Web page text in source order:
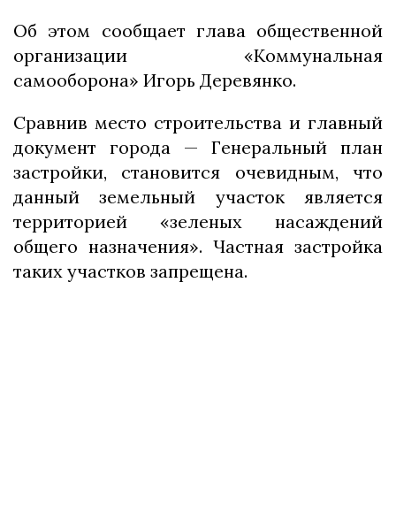
Об этом сообщает глава общественной
организации «Коммунальная
самооборона» Игорь Деревянко.
Сравнив место строительства и главный
документ города — Генеральный план
застройки, становится очевидным, что
данный земельный участок является
территорией «зеленых насаждений
общего назначения». Частная застройка
таких участков запрещена.